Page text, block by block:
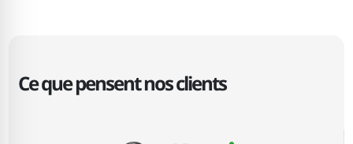
Ce que pensent nos clients